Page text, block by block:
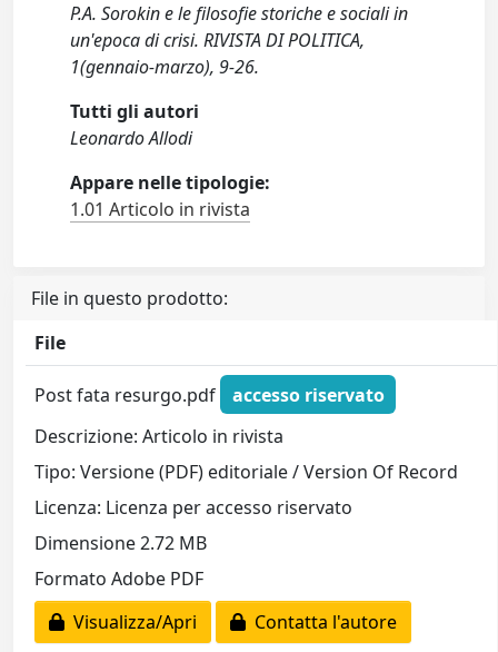
P.A. Sorokin e le filosofie storiche e sociali in
un'epoca di crisi. RIVISTA DI POLITICA,
1(gennaio-marzo), 9-26.
Tutti gli autori
Leonardo Allodi
Appare nelle tipologie:
1.01 Articolo in rivista
File in questo prodotto:
File
Post fata resurgo.pdf
accesso riservato
Descrizione: Articolo in rivista
Tipo: Versione (PDF) editoriale / Version Of Record
Licenza: Licenza per accesso riservato
Dimensione 2.72 MB
Formato Adobe PDF
Visualizza/Apri
Contatta l'autore